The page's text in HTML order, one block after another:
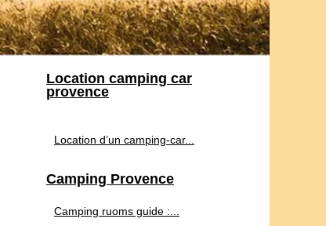
Location camping car
provence
Location d’un camping-car...
Camping Provence
Camping ruoms guide :...